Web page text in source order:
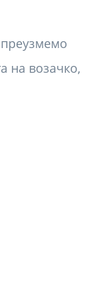
на возачко,